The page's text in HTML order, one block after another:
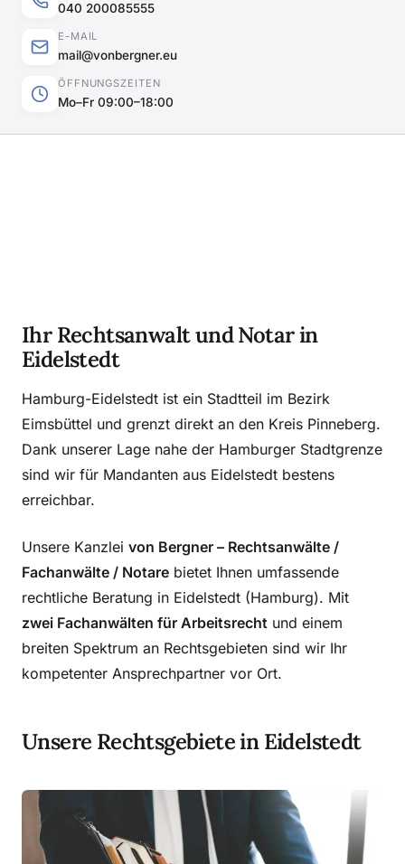
040 200085555
E-MAIL
mail@vonbergner.eu
ÖFFNUNGSZEITEN
Mo–Fr 09:00–18:00
Ihr Rechtsanwalt und Notar in
Eidelstedt
Hamburg-Eidelstedt ist ein Stadtteil im Bezirk
Eimsbüttel und grenzt direkt an den Kreis Pinneberg.
Dank unserer Lage nahe der Hamburger Stadtgrenze
sind wir für Mandanten aus Eidelstedt bestens
erreichbar.
Unsere Kanzlei von Bergner – Rechtsanwälte /
Fachanwälte / Notare bietet Ihnen umfassende
rechtliche Beratung in Eidelstedt (Hamburg). Mit
zwei Fachanwälten für Arbeitsrecht und einem
breiten Spektrum an Rechtsgebieten sind wir Ihr
kompetenter Ansprechpartner vor Ort.
Unsere Rechtsgebiete in Eidelstedt